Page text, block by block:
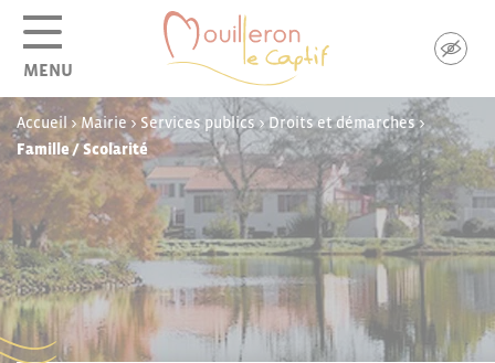
MENU
Accueil >Mairie> Services publics>Droits et démarches>
Famille / Scolarité
Panneau de gestion des cookies